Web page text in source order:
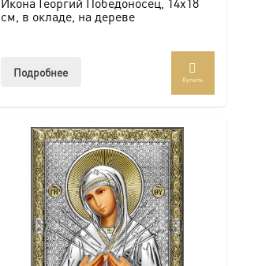
см, в окладе, на дереве
Подробнее
Купить